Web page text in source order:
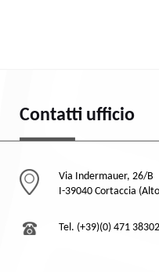
Contatti ufficio
Via Indermauer, 26/B
I-39040 Cortaccia
Tel. (+39)(0) 471